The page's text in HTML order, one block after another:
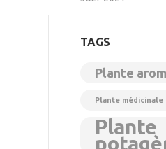
TAGS
Plante
Plante médicinale
Plante